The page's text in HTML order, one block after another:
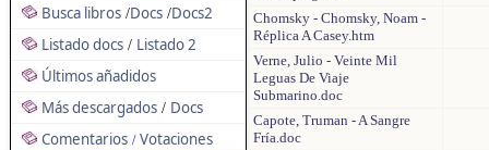
Busca libros /Docs /Docs2
Listado docs / Listado 2
Últimos añadidos
Más descargados / Docs
Comentarios / Votaciones
Chomsky - Chomsky, Noam -
Réplica A Casey.htm
Verne, Julio - Veinte Mil
Leguas De Viaje
Submarino.doc
Capote, Truman - A Sangre
Fría.doc